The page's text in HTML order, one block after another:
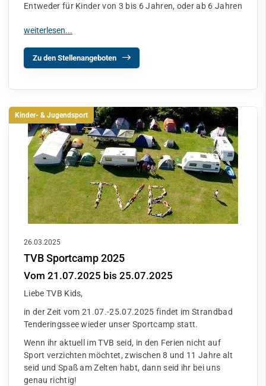
Entweder für Kinder von 3 bis 6 Jahren, oder ab 6 Jahren
Zu den Stellenangeboten
Kinder- & Jugendsport
26.03.2025
TVB Sportcamp 2025
Vom 21.07.2025 bis 25.07.2025
Liebe TVB Kids,
in der Zeit vom 21.07.-25.07.2025 findet im Strandbad
Tenderingssee wieder unser Sportcamp statt.
Wenn ihr aktuell im TVB seid, in den Ferien nicht auf
Sport verzichten möchtet, zwischen 8 und 11 Jahre alt
seid und Spaß am Zelten habt, dann seid ihr bei uns
genau richtig!